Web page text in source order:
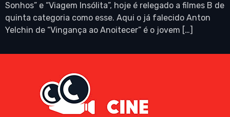
Sonhos” e “Viagem Insólita”, hoje é relegado a filmes B de
quinta categoria como esse. Aqui o já falecido Anton
Yelchin de “Vingança ao Anoitecer” é o jovem […]